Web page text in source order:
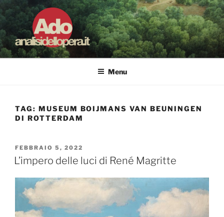
Salta
al
contenuto
ADO ANALISI DELL'OPERA
Osservare le opere d'arte per capirle e imparare ad amarle
Menu
TAG: MUSEUM BOIJMANS VAN BEUNINGEN
DI ROTTERDAM
PUBBLICATO
IL
FEBBRAIO 5, 2022
L’impero delle luci di René Magritte